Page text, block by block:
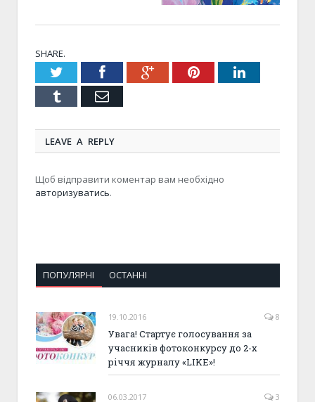
SHARE.
TwitterFacebookGoogle+PinterestLinkedIn
Tumblr Email
LEAVE A REPLY
Щоб відправити коментар вам необхідно
авторизуватись.
ПОПУЛЯРНІ ОСТАННІ
19.10.2016 8
Увага! Стартує голосування за
учасників фотоконкурсу до 2-х
річчя журналу «LIKE»!
06.03.2017 3